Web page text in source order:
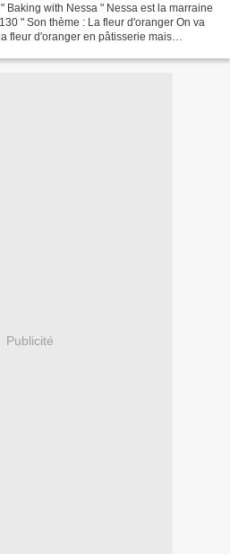
Baking with Nessa " Nessa est la marraine
" Son thème : La fleur d'oranger On va
fleur d'oranger en pâtisserie mais
Publicité